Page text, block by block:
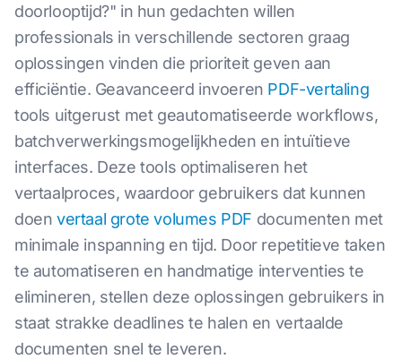
doorlooptijd?" in hun gedachten willen
professionals in verschillende sectoren graag
oplossingen vinden die prioriteit geven aan
efficiëntie. Geavanceerd invoeren PDF-vertaling
tools uitgerust met geautomatiseerde workflows,
batchverwerkingsmogelijkheden en intuïtieve
interfaces. Deze tools optimaliseren het
vertaalproces, waardoor gebruikers dat kunnen
doen vertaal grote volumes PDF documenten met
minimale inspanning en tijd. Door repetitieve taken
te automatiseren en handmatige interventies te
elimineren, stellen deze oplossingen gebruikers in
staat strakke deadlines te halen en vertaalde
documenten snel te leveren.